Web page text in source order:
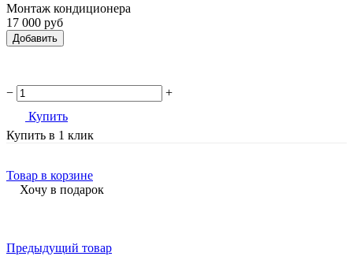
Монтаж кондиционера
17 000 руб
Добавить
−
+
Купить
Купить в 1 клик
Товар в корзине
Хочу в подарок
Предыдущий товар